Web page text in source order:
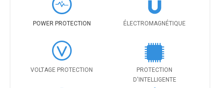
POWER PROTECTION ÉLECTROMAGNÉTIQUE
VOLTAGE PROTECTION
PROTECTION
D'INTELLIGENTE